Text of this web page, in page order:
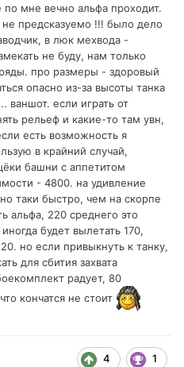
по мне вечно альфа проходит.
предсказуемо !!! было дело
в люк мехвода -
не буду, нам только
про размеры - здоровый
опасно из-за высоты танка
ваншот. если играть от
рельеф и какие-то там увн,
есть возможность я
в крайний случай,
башни с аппетитом
- 4800. на удивление
таки быстро, чем на скорпе
альфа, 220 среднего это
будет вылетать 170,
но если привыкнуть к танку,
для сбития захвата
радует, 80
кончатся не стоит
4 1